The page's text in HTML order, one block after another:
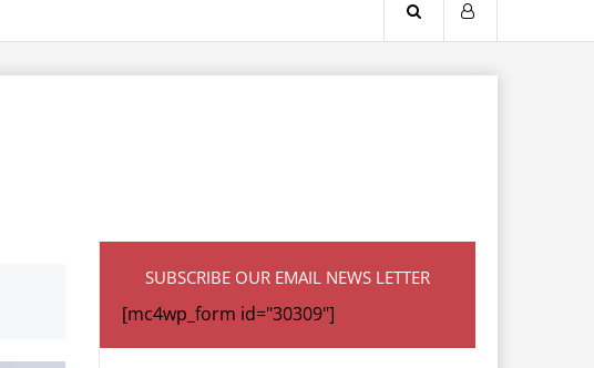
SUBSCRIBE OUR EMAIL NEWS LETTER
[mc4wp_form id="30309"]